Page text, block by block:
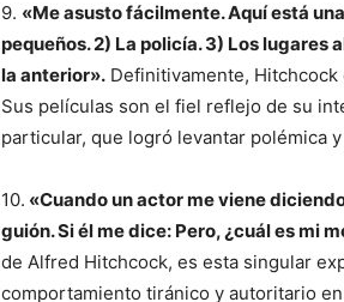
9. «Me asusto fácilmente. Aquí está
pequeños. 2) La policía. 3) Los lugares
la anterior». Definitivamente,
Sus películas son el fiel reflejo de su
particular, que logró levantar polémica
10. «Cuando un actor me viene
guión. Si él me dice: Pero, ¿cuál es mi
de Alfred Hitchcock, es esta singular
comportamiento tiránico y autoritario